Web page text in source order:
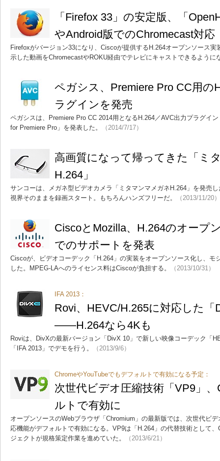
「Firefox 33」の安定版、「
やAndroid版でのChromecast対応
Firefoxがバージョン33になり、Ciscoが提供するH.264オープンソース
示した動画をChromecastやROKU経由でテレビにキャストできるように
ペガシス、Premiere Pro CC用の
ラグインを発売
ペガシスは、Premiere Pro CC 2014用となるH.264／AVC出力プラグイ
for Premiere Pro」を発表した。
（2014/7/17）
高画質になって帰ってきた「ミ
H.264」
サンコーは、メガネ型ビデオカメラ「ミタマンマメガネH.264」を発売
視界そのままを録画スタート。もちろんハンズフリーだ。
（2013/11/20）
CiscoとMozilla、H.264のオープ
でのサポートを発表
Ciscoが、ビデオコーデック「H.264」の実装をオープンソース化し、モ
した。MPEG-LAへのライセンス料はCiscoが負担する。
（2013/10/31）
IFA 2013：
Rovi、HEVC/H.265に対応した「
――H.264なら4Kも
Roviは、DivXの最新バージョン「DivX 10」で新しい映像コーデック「
「IFA 2013」でデモを行う。
（2013/9/6）
ChromeやYouTubeでもデフォルトで有効になる予定：
次世代ビデオ圧縮技術「VP9」
ルトで有効に
オープンソースのWebブラウザ「Chromium」の最新版では、次世代ビ
応機能がデフォルトで有効になる。VP9は「H.264」の代替技術として
ジェクトが規格策定作業を進めていた。
（2013/6/21）